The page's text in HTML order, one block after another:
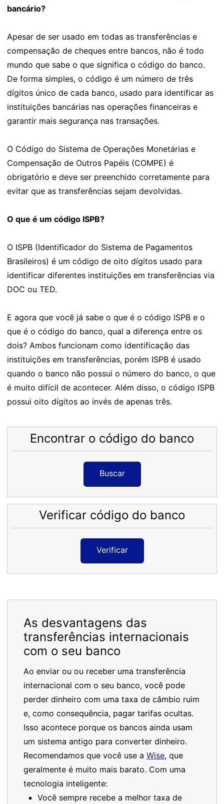
bancário?
Apesar de ser usado em todas as transferências e
compensação de cheques entre bancos, não é todo
mundo que sabe o que significa o código do banco.
De forma simples, o código é um número de três
dígitos único de cada banco, usado para identificar as
instituições bancárias nas operações financeiras e
garantir mais segurança nas transações.
O Código do Sistema de Operações Monetárias e
Compensação de Outros Papéis (COMPE) é
obrigatório e deve ser preenchido corretamente para
evitar que as transferências sejam devolvidas.
O que é um código ISPB?
O ISPB (Identificador do Sistema de Pagamentos
Brasileiros) é um código de oito dígitos usado para
identificar diferentes instituições em transferências via
DOC ou TED.
E agora que você já sabe o que é o código ISPB e o
que é o código do banco, qual a diferença entre os
dois? Ambos funcionam como identificação das
instituições em transferências, porém ISPB é usado
quando o banco não possui o número do banco, o que
é muito difícil de acontecer. Além disso, o código ISPB
possui oito dígitos ao invés de apenas três.
Encontrar o código do banco
Buscar
Verificar código do banco
Verificar
As desvantagens das
transferências internacionais
com o seu banco
Ao enviar ou ou receber uma transferência
internacional com o seu banco, você pode
perder dinheiro com uma taxa de câmbio ruim
e, como consequência, pagar tarifas ocultas.
Isso acontece porque os bancos ainda usam
um sistema antigo para converter dinheiro.
Recomendamos que você use a Wise, que
geralmente é muito mais barato. Com uma
tecnologia inteligente:
Você sempre recebe a melhor taxa de